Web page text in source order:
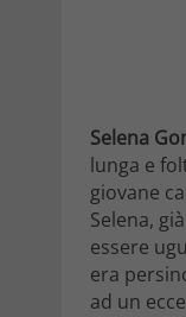
Selena
lunga e
giovane
Selena,
essere
era
ad un